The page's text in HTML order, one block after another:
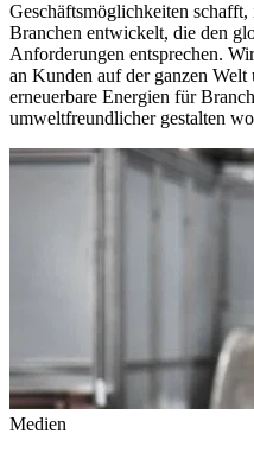
Geschäftsmöglichkeiten
Branchen entwickelt, die den
Anforderungen entsprechen.
an Kunden auf der ganzen
erneuerbare Energien für
umweltfreundlicher gestalten
Medien